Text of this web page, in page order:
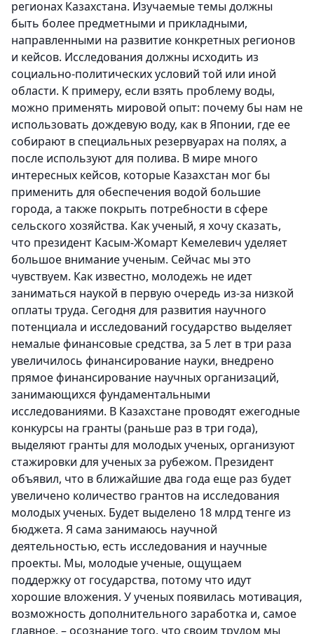
регионах Казахстана. Изучаемые темы должны
быть более предметными и прикладными,
направленными на развитие конкретных регионов
и кейсов. Исследования должны исходить из
социально-политических условий той или иной
области. К примеру, если взять проблему воды,
можно применять мировой опыт: почему бы нам не
использовать дождевую воду, как в Японии, где ее
собирают в специальных резервуарах на полях, а
после используют для полива. В мире много
интересных кейсов, которые Казахстан мог бы
применить для обеспечения водой большие
города, а также покрыть потребности в сфере
сельского хозяйства. Как ученый, я хочу сказать,
что президент Касым-Жомарт Кемелевич уделяет
большое внимание ученым. Сейчас мы это
чувствуем. Как известно, молодежь не идет
заниматься наукой в первую очередь из-за низкой
оплаты труда. Сегодня для развития научного
потенциала и исследований государство выделяет
немалые финансовые средства, за 5 лет в три раза
увеличилось финансирование науки, внедрено
прямое финансирование научных организаций,
занимающихся фундаментальными
исследованиями. В Казахстане проводят ежегодные
конкурсы на гранты (раньше раз в три года),
выделяют гранты для молодых ученых, организуют
стажировки для ученых за рубежом. Президент
объявил, что в ближайшие два года еще раз будет
увеличено количество грантов на исследования
молодых ученых. Будет выделено 18 млрд тенге из
бюджета. Я сама занимаюсь научной
деятельностью, есть исследования и научные
проекты. Мы, молодые ученые, ощущаем
поддержку от государства, потому что идут
хорошие вложения. У ученых появилась мотивация,
возможность дополнительного заработка и, самое
главное, – осознание того, что своим трудом мы